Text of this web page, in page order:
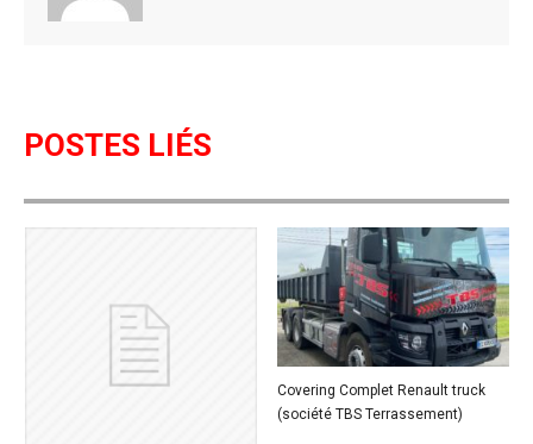
k
POSTES LIÉS
Covering Complet Renault truck
(société TBS Terrassement)